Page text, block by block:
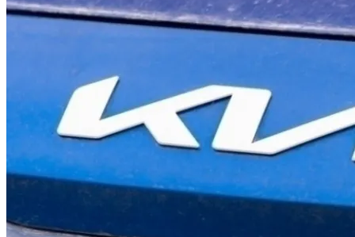
Flipboard
Pinterest
Whatsapp